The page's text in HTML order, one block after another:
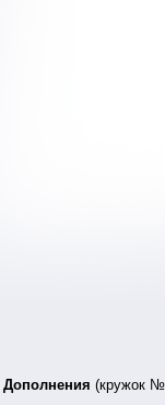
Дополнения (кружок